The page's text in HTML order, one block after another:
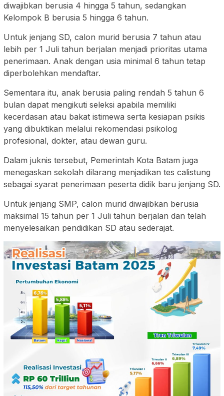
diwajibkan berusia 4 hingga 5 tahun, sedangkan
Kelompok B berusia 5 hingga 6 tahun.
Untuk jenjang SD, calon murid berusia 7 tahun atau
lebih per 1 Juli tahun berjalan menjadi prioritas utama
penerimaan. Anak dengan usia minimal 6 tahun tetap
diperbolehkan mendaftar.
Sementara itu, anak berusia paling rendah 5 tahun 6
bulan dapat mengikuti seleksi apabila memiliki
kecerdasan atau bakat istimewa serta kesiapan psikis
yang dibuktikan melalui rekomendasi psikolog
profesional, dokter, atau dewan guru.
Dalam juknis tersebut, Pemerintah Kota Batam juga
menegaskan sekolah dilarang menjadikan tes calistung
sebagai syarat penerimaan peserta didik baru jenjang SD.
Untuk jenjang SMP, calon murid diwajibkan berusia
maksimal 15 tahun per 1 Juli tahun berjalan dan telah
menyelesaikan pendidikan SD atau sederajat.